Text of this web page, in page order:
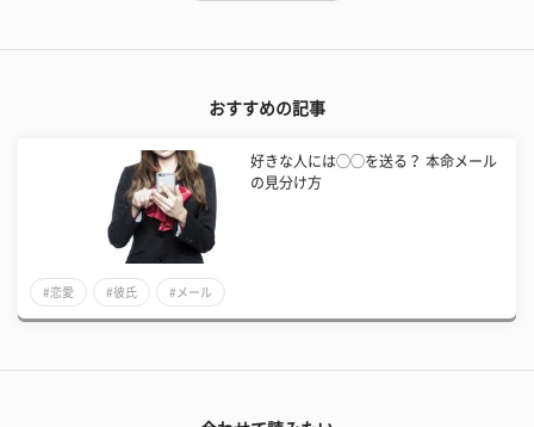
おすすめの記事
好きな人には◯◯を送る？ 本命メール
の見分け方
#恋愛 #彼氏 #メール